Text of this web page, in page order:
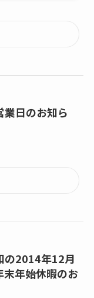
業日のお知ら
の2014年12月
末年始休暇のお